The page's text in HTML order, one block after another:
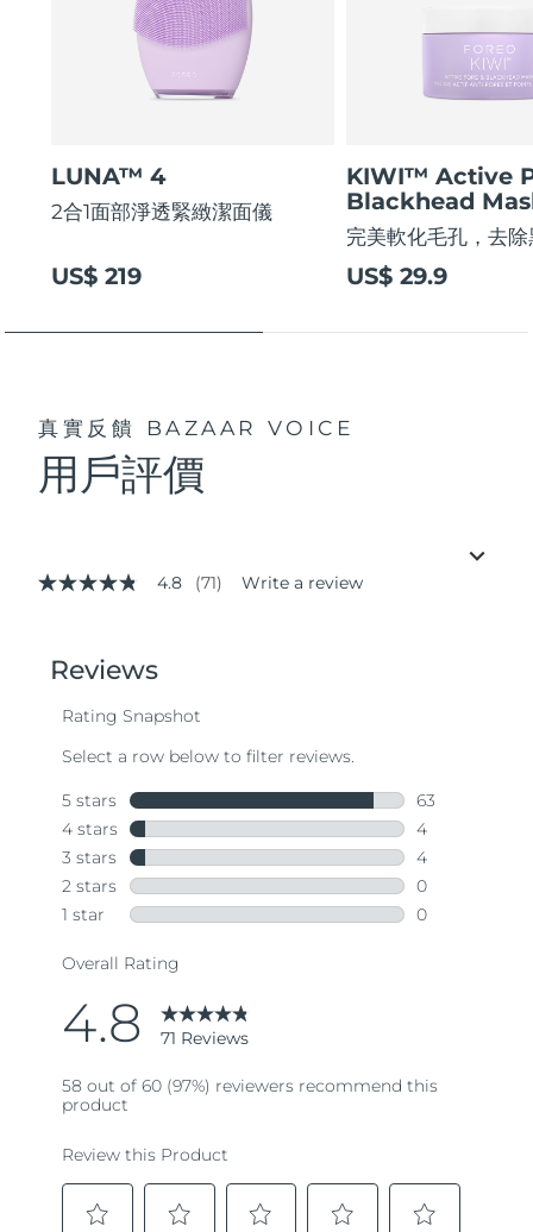
LUNA™ 4
2合1面部淨透緊緻潔面儀
US$ 219
KIWI™ Active
Blackhead
完美軟化毛孔，去
US$ 29.9
真實反饋 BAZAAR VOICE
用戶評價
4.8
stars,
average
value.
Same
page
link.
4.8 (71) Write a review